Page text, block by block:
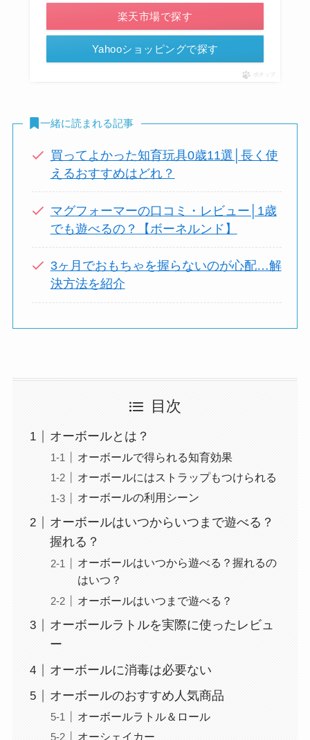
楽天市場で探す
Yahooショッピングで探す
ポチップ
一緒に読まれる記事
買ってよかった知育玩具0歳11選│長く使
えるおすすめはどれ？
マグフォーマーの口コミ・レビュー│1歳
でも遊べるの？【ボーネルンド】
3ヶ月でおもちゃを握らないのが心配…解
決方法を紹介
目次
オーボールとは？
オーボールで得られる知育効果
オーボールにはストラップもつけられる
オーボールの利用シーン
オーボールはいつからいつまで遊べる？
握れる？
オーボールはいつから遊べる？握れるの
はいつ？
オーボールはいつまで遊べる？
オーボールラトルを実際に使ったレビュ
ー
オーボールに消毒は必要ない
オーボールのおすすめ人気商品
オーボールラトル＆ロール
オーシェイカー